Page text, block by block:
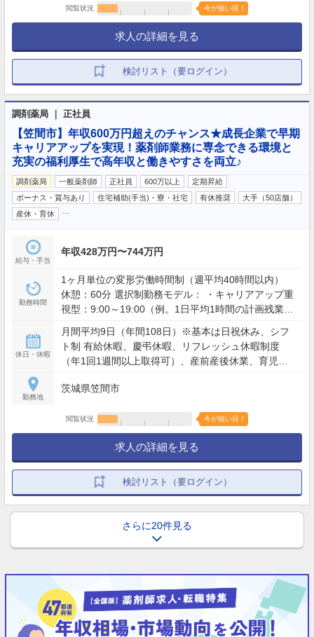
閲覧状況 今が狙い目！
求人の詳細を見る
検討リスト（要ログイン）
調剤薬局 ｜ 正社員
【笠間市】年収600万円超えのチャンス★成長企業で早期
キャリアアップを実現！薬剤師業務に専念できる環境と
充実の福利厚生で高年収と働きやすさを両立♪
調剤薬局 一般薬剤師 正社員 600万以上
定期昇給
ボーナス・賞与あり
住宅補助(手当)・寮・社宅 有休推奨
大手（50店舗）
産休・育休
給与・手当
年収428万円〜744万円
勤務時間
1ヶ月単位の変形労働時間制（週平均40時間以内）
休憩：60分 選択制勤務モデル： ・キャリアアップ重
視型：9:00～19:00（例。1日平均1時間の計画残業を
で実働8時間（残業想定少） ※夜間・土日含むシフト
勤務あり（配属店舗の営業時間による）
休日・休暇
月間平均9日（年間108日）※基本は日祝休み、シフ
ト制 有給休暇、慶弔休暇、リフレッシュ休暇制度
（年1回1週間以上取得可）、産前産後休業、育児休
勤務地
茨城県笠間市
閲覧状況 今が狙い目！
求人の詳細を見る
検討リスト（要ログイン）
さらに20件見る